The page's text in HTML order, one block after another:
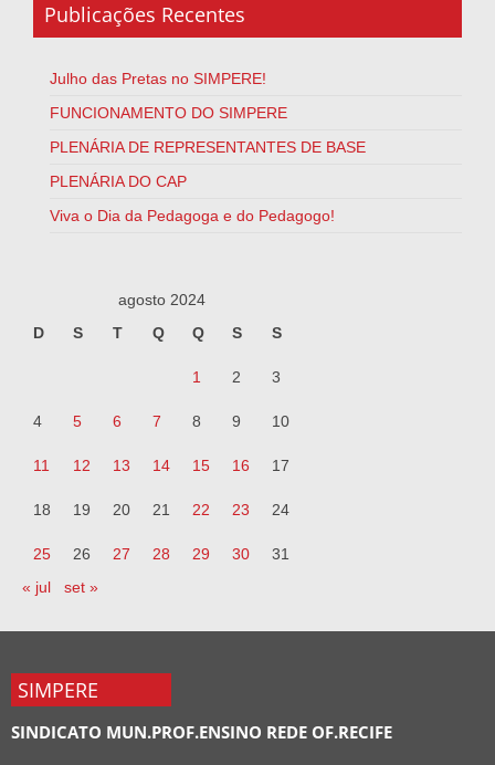
Publicações Recentes
Julho das Pretas no SIMPERE!
FUNCIONAMENTO DO SIMPERE
PLENÁRIA DE REPRESENTANTES DE BASE
PLENÁRIA DO CAP
Viva o Dia da Pedagoga e do Pedagogo!
agosto 2024
D
S T Q Q S S
1 2 3
4 5 6 7 8 9 10
11 12 13 14 15 16 17
18 19 20 21 22 23 24
25 26 27 28 29 30
31
« jul
set »
SIMPERE
SINDICATO MUN.PROF.ENSINO REDE OF.RECIFE